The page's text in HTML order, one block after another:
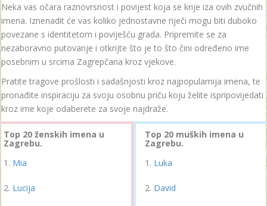
Neka vas očara raznovrsnost i povijest koja se krije iza ovih zvučnih
imena. Iznenadit će vas koliko jednostavne riječi mogu biti duboko
povezane s identitetom i poviješću grada. Pripremite se za
nezaboravno putovanje i otkrijte što je to što čini određeno ime
posebnim u srcima Zagrepčana kroz vjekove.
Pratite tragove prošlosti i sadašnjosti kroz najpopularnija imena, te
pronađite inspiraciju za svoju osobnu priču koju želite ispripovijedati
kroz ime koje odaberete za svoje najdraže.
Top 20 ženskih imena u
Zagrebu.
Mia
Lucija
Top 20 muških imena u
Zagrebu.
Luka
David